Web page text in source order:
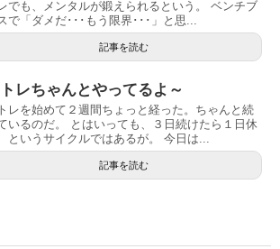
でも、メンタルが鍛えられるという。 ベンチブ
で「ダメだ･･･もう限界･･･」と思...
記事を読む
レちゃんとやってるよ～
レを始めて２週間ちょっと経った。ちゃんと続
いるのだ。 とはいっても、３日続けたら１日休
というサイクルではあるが。 今日は...
記事を読む